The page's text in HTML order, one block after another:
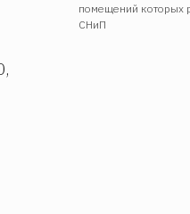
помещений которых
СНиП